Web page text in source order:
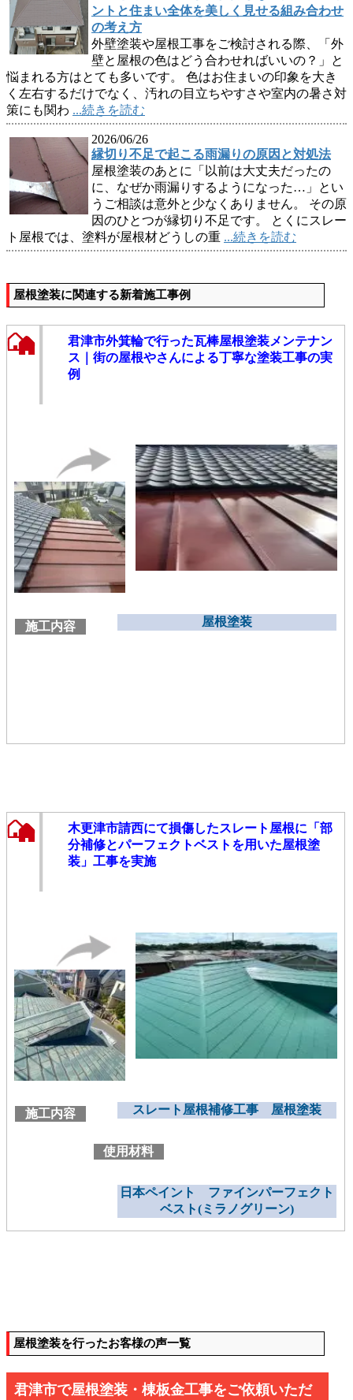
ントと住まい全体を美しく見せる組み合わせ
の考え方
外壁塗装や屋根工事をご検討される際、「外
壁と屋根の色はどう合わせればいいの？」と
悩まれる方はとても多いです。 色はお住まいの印象を大き
く左右するだけでなく、汚れの目立ちやすさや室内の暑さ対
策にも関わ ...続きを読む
2026/06/26
縁切り不足で起こる雨漏りの原因と対処法
屋根塗装のあとに「以前は大丈夫だったの
に、なぜか雨漏りするようになった…」とい
うご相談は意外と少なくありません。 その原
因のひとつが縁切り不足です。 とくにスレー
ト屋根では、塗料が屋根材どうしの重 ...続きを読む
屋根塗装に関連する新着施工事例
君津市外箕輪で行った瓦棒屋根塗装メンテナン
ス｜街の屋根やさんによる丁寧な塗装工事の実
例
施工内容 屋根塗装
木更津市請西にて損傷したスレート屋根に「部
分補修とパーフェクトベストを用いた屋根塗
装」工事を実施
施工内容 スレート屋根補修工事 屋根塗装
使用材料
日本ペイント ファインパーフェクト
ベスト(ミラノグリーン)
屋根塗装を行ったお客様の声一覧
君津市で屋根塗装・棟板金工事をご依頼いただ